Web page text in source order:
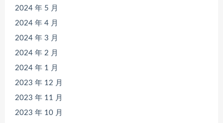
2024 年 5 月
2024 年 4 月
2024 年 3 月
2024 年 2 月
2024 年 1 月
2023 年 12 月
2023 年 11 月
2023 年 10 月